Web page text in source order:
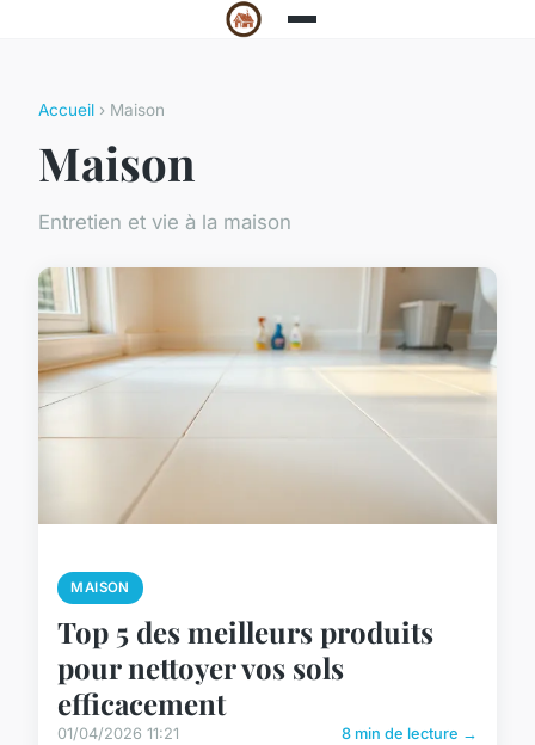
Accueil › Maison
Maison
Entretien et vie à la maison
MAISON
Top 5 des meilleurs produits
pour nettoyer vos sols
efficacement
01/04/2026 11:21 8 min de lecture →